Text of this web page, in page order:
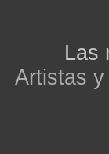
Las
Artistas